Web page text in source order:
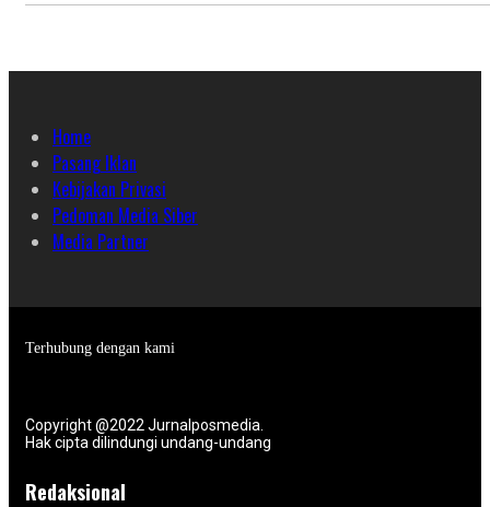
Home
Pasang Iklan
Kebijakan Privasi
Pedoman Media Siber
Media Partner
Terhubung dengan kami
Copyright @2022 Jurnalposmedia.
Hak cipta dilindungi undang-undang
Redaksional